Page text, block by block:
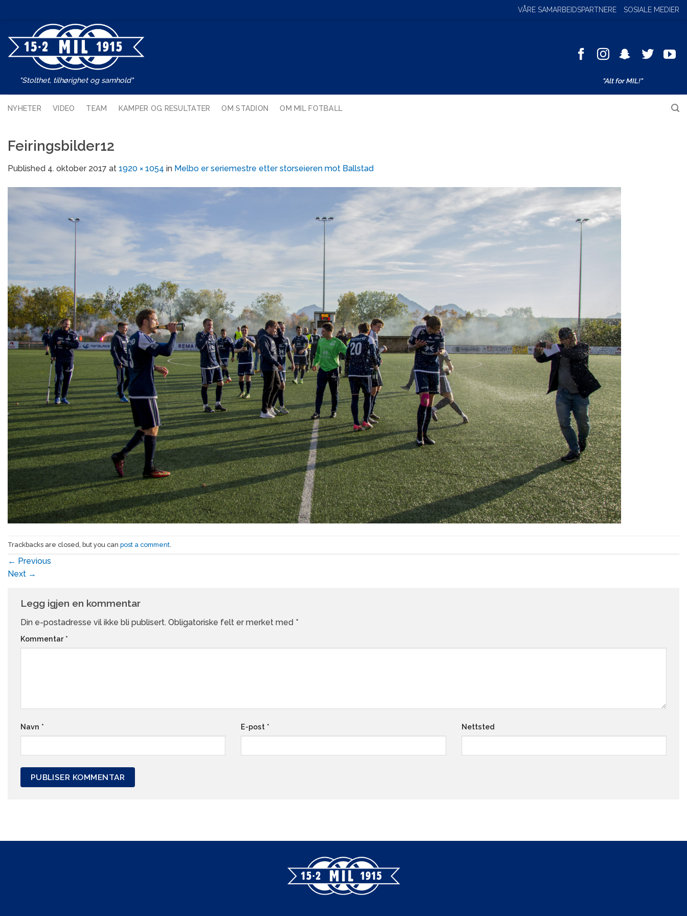
VÅRE SAMARBEIDSPARTNERE SOSIALE MEDIER
"Stolthet, tilhørighet og samhold" "Alt for MIL!"
NYHETER VIDEO TEAM KAMPER OG RESULTATER OM STADION OM MIL FOTBALL
Feiringsbilder12
Published 4. oktober 2017 at 1920 × 1054 in Melbo er seriemestre etter storseieren mot Ballstad
Trackbacks are closed, but you can post a comment
← Previous
Next →
Legg igjen en kommentar
Din e-postadresse vil ikke bli publisert. Obligatoriske felt er merket med *
Kommentar *
Navn * E-post * Nettsted